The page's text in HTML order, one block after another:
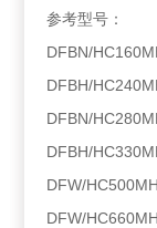
参考型号：
DFBN/
DFBH/
DFBN/
DFBH/
DFW/
DFW/